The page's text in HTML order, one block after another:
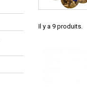
Il y a 9 produits.